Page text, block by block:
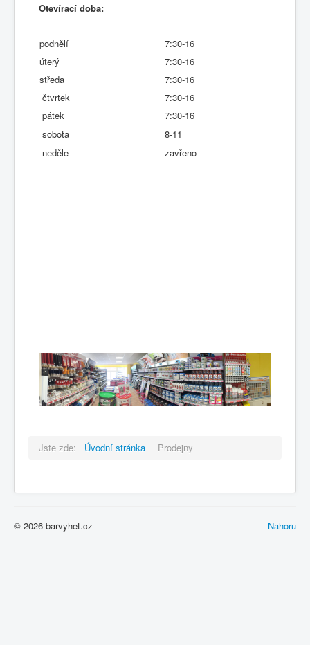
Otevírací doba:
podnělí
7:30-16
úterý
7:30-16
středa
7:30-16
čtvrtek
7:30-16
pátek
7:30-16
sobota
8-11
neděle
zavřeno
Jste zde: Úvodní stránka Prodejny
Nahoru
© 2026 barvyhet.cz